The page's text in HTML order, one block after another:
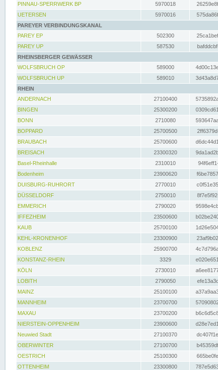
PINNAU-SPERRWERK BP
5970018
UETERSEN
5970016
PAREYER VERBINDUNGSKANAL
PAREY EP
502300
PAREY UP
587530
RHEINSBERGER GEWÄSSER
WOLFSBRUCH OP
589000
WOLFSBRUCH UP
589010
RHEIN
ANDERNACH
27100400
BINGEN
25300200
BONN
2710080
BOPPARD
25700500
BRAUBACH
25700600
BREISACH
23300320
Basel-Rheinhalle
2310010
Bodenheim
23900620
DUISBURG-RUHRORT
2770010
DÜSSELDORF
2750010
EMMERICH
2790020
IFFEZHEIM
23500600
KAUB
25700100
KEHL-KRONENHOF
23300900
KOBLENZ
25900700
KONSTANZ-RHEIN
3329
KÖLN
2730010
LOBITH
2790050
MAINZ
25100100
MANNHEIM
23700700
MAXAU
23700200
NIERSTEIN-OPPENHEIM
23900600
Neuwied Stadt
27100370
OBERWINTER
27100700
OESTRICH
25100300
OTTENHEIM
23300800